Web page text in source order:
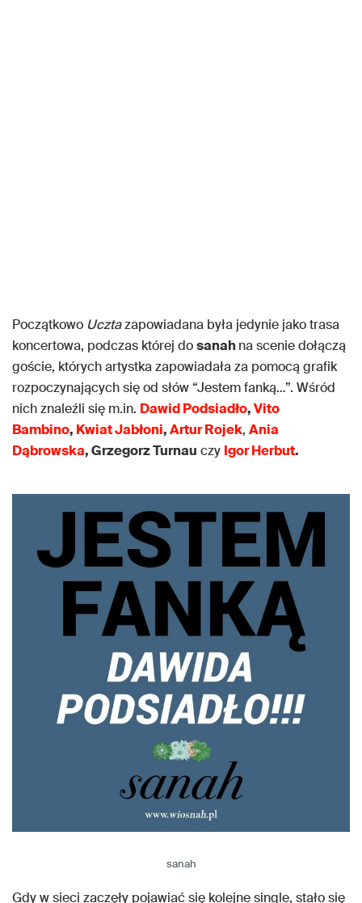
Początkowo Ucztazapowiadana była jedynie jako trasa
koncertowa, podczas której dosanahna scenie dołączą
goście, których artystka zapowiadała za pomocą grafik
rozpoczynających się od słów “Jestem fanką…”. Wśród
nich znaleźli się m.in. Dawid Podsiadło,Vito
Bambino, Kwiat Jabłoni,Artur Rojek, Ania
Dąbrowska, Grzegorz Turnau czy Igor Herbut.
sanah
Gdy w sieci zaczęły pojawiać się kolejne single, stało się